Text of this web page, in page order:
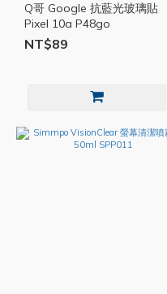
Q哥 Google 抗藍光玻璃貼
Pixel 10a P48go
NT$89